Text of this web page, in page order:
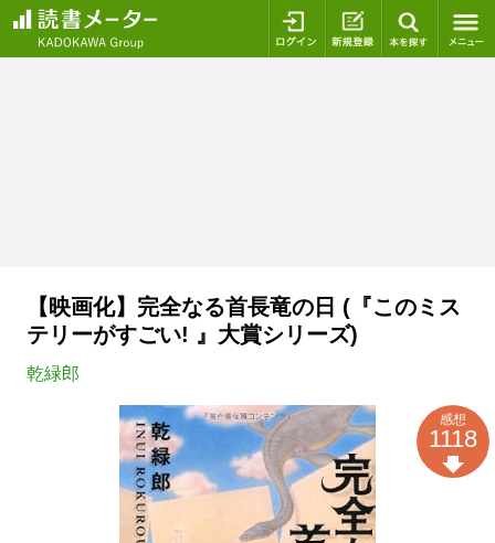
ログイン 新規登録
【映画化】完全なる首長竜の日 (『このミス
テリーがすごい! 』大賞シリーズ)
乾緑郎
感想
1118